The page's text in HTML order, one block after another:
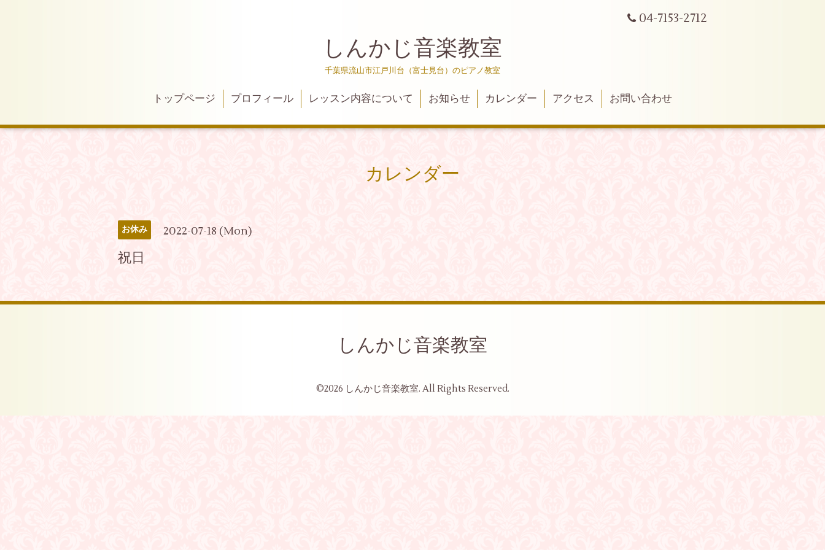
04-7153-2712
しんかじ音楽教室
千葉県流山市江戸川台（富士見台）のピアノ教室
トップページ プロフィール レッスン内容について お知らせ カレンダー アクセス お問い合わせ
カレンダー
お休み 2022-07-18 (Mon)
祝日
しんかじ音楽教室
©2026 しんかじ音楽教室. All Rights Reserved.